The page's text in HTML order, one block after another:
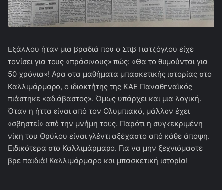
Εξάλλου ήταν μια βραδιά που ο Στιβ Γιατζόγλου είχε
τονίσει για τους «πράσινους» πώς: «Θα το θυμούνται για
50 χρόνια»! Άρα στα μαθήματα μπασκετικής ιστορίας στο
Καλλιμάρμαρο, ο ιδιοκτήτης της ΚΑΕ Παναθηναϊκός
πιάστηκε «αδιάβαστος». Όμως υπάρχει και μια λογική.
Όταν η ήττα είναι από τον Ολυμπιακό, μάλλον έχει
«σβηστεί» από την μνήμη τους. Παρότι η συγκεκριμένη
νίκη του Θρύλου είναι γλέντι αξέχαστο από κάθε άποψη.
Ειδικότερα στο Καλλιμάρμαρο. Για να μην ξεχνιόμαστε
βρε παιδιά! Καλλιμάρμαρο και μπασκετική ιστορία!